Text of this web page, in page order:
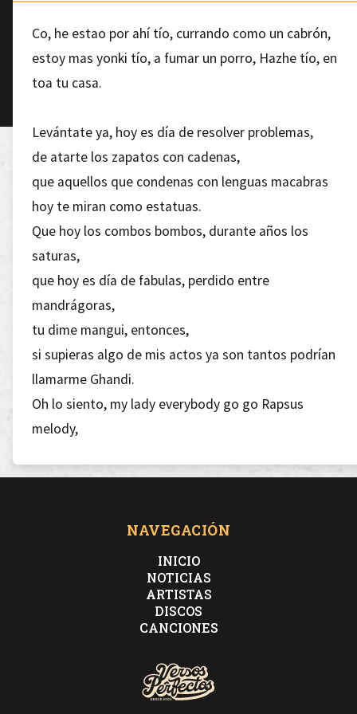
Co, he estao por ahí tío, currando como un cabrón,
estoy mas yonki tío, a fumar un porro, Hazhe tío, en
toa tu casa.
Levántate ya, hoy es día de resolver problemas,
de atarte los zapatos con cadenas,
que aquellos que condenas con lenguas macabras
hoy te miran como estatuas.
Que hoy los combos bombos, durante años los
saturas,
que hoy es día de fabulas, perdido entre
mandrágoras,
tu dime mangui, entonces,
si supieras algo de mis actos ya son tantos podrían
llamarme Ghandi.
Oh lo siento, my lady everybody go go Rapsus
melody,
ante mi zulo, tu mini-versículo,
ante tu boquilla skiny
mi hardcore te deja en bikini,
tirado por los suelos del tatami.
Hoy es día de pensami-ento,
en reflexión sobre mis lami-nas de texto,
hoy ya de pocas ganas manifiesto,
mi odio y mi amor hacia esto.
NAVEGACIÓN
INICIO
NOTICIAS
ARTISTAS
DISCOS
CANCIONES